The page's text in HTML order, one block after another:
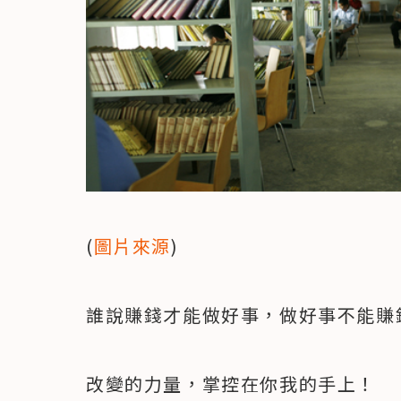
(圖片來源)
誰說賺錢才能做好事，做好事不能賺
改變的力量，掌控在你我的手上！